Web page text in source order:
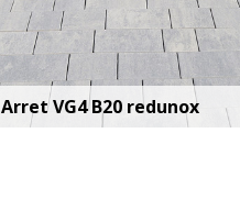
Arret VG4 B20 redunox